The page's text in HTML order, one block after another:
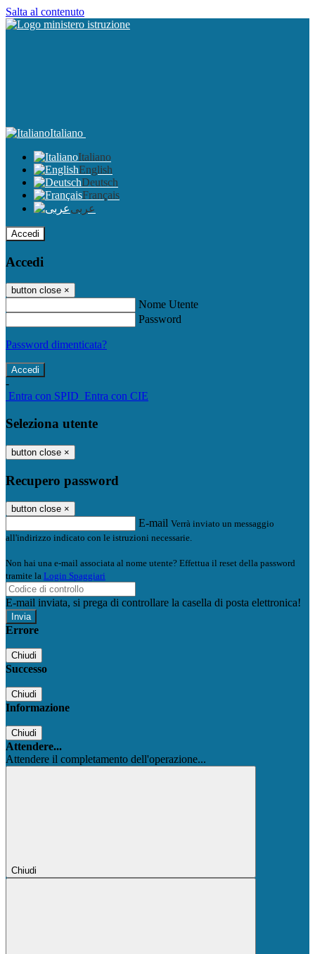
Salta al contenuto
Italiano
Italiano
English
Deutsch
Français
عربى
Accedi
Accedi
button close ×
Nome Utente
Password
Password dimenticata?
-
Entra con SPID Entra con CIE
Seleziona utente
button close ×
Recupero password
button close ×
E-mail Verrà inviato un messaggio
all'indirizzo indicato con le istruzioni necessarie.
Non hai una e-mail associata al nome utente? Effettua il reset della password
tramite la Login Spaggiari
E-mail inviata, si prega di controllare la casella di posta elettronica!
Errore
Chiudi
Successo
Chiudi
Informazione
Chiudi
Attendere...
Attendere il completamento dell'operazione...
Chiudi